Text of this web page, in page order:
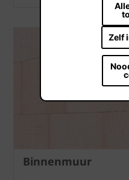
Zelf
Binnenmuur